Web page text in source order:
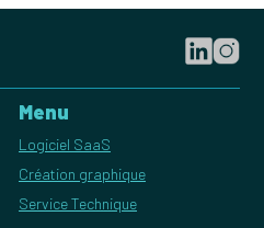
Menu
Logiciel SaaS
Création graphique
Service Technique